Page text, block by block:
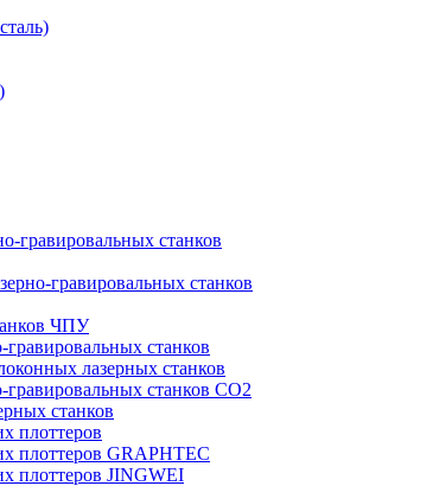
гравировальных станков
гравировальных станков
ЧПУ
станков
лазерных станков
станков CO2
станков
плоттеров
плоттеров GRAPHTEC
плоттеров JINGWEI